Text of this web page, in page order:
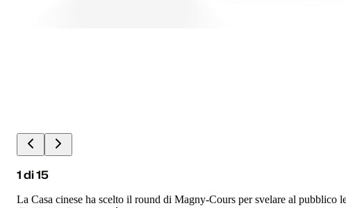
1di15
La Casa cinese ha scelto il round di Magny-Cours per svelare al pubblico